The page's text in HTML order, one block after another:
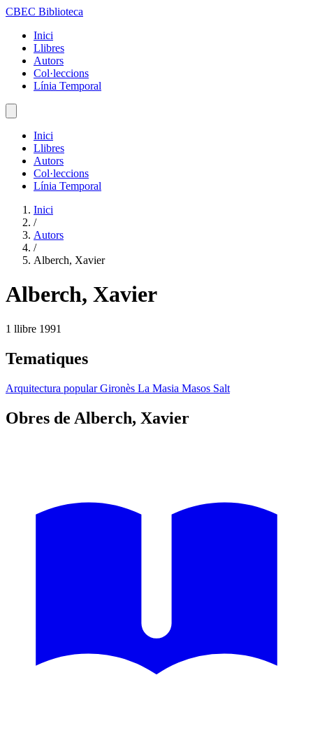
CBEC Biblioteca
Inici
Llibres
Autors
Col·leccions
Línia Temporal
Inici
Llibres
Autors
Col·leccions
Línia Temporal
Inici
/
Autors
/
Alberch, Xavier
Alberch, Xavier
1 llibre 1991
Tematiques
Arquitectura popularGironès La Masia Masos Salt
Obres de Alberch, Xavier